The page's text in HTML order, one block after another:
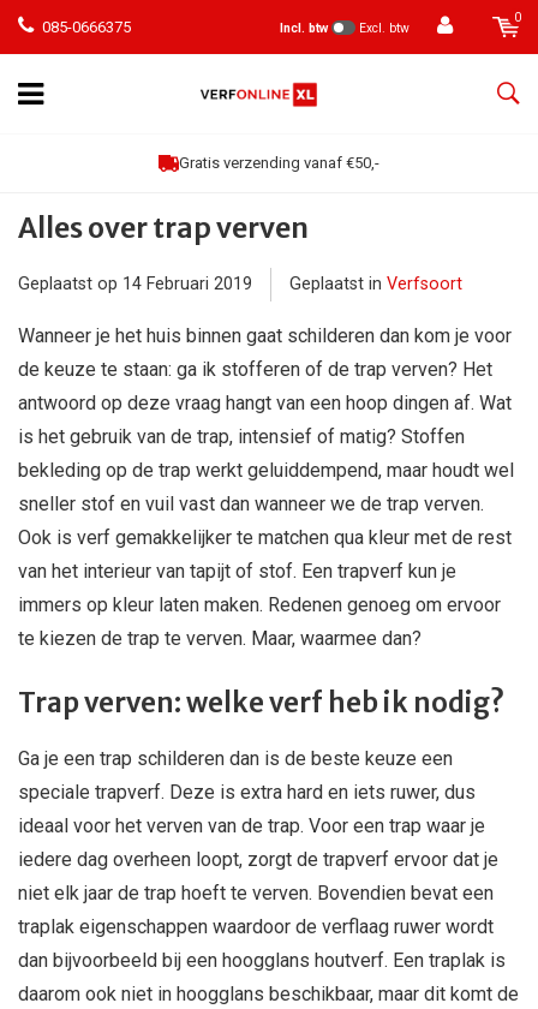
085-0666375 Incl. btw Excl. btw
0
Gratis verzending vanaf €50,-
Alles over trap verven
Geplaatst op 14 Februari 2019 Geplaatst in Verfsoort
Wanneer je het huis binnen gaat schilderen dan kom je voor
de keuze te staan: ga ik stofferen of de trap verven? Het
antwoord op deze vraag hangt van een hoop dingen af. Wat
is het gebruik van de trap, intensief of matig? Stoffen
bekleding op de trap werkt geluiddempend, maar houdt wel
sneller stof en vuil vast dan wanneer we de trap verven.
Ook is verf gemakkelijker te matchen qua kleur met de rest
van het interieur van tapijt of stof. Een trapverf kun je
immers op kleur laten maken. Redenen genoeg om ervoor
te kiezen de trap te verven. Maar, waarmee dan?
Trap verven: welke verf heb ik nodig?
Ga je een trap schilderen dan is de beste keuze een
speciale trapverf. Deze is extra hard en iets ruwer, dus
ideaal voor het verven van de trap. Voor een trap waar je
iedere dag overheen loopt, zorgt de trapverf ervoor dat je
niet elk jaar de trap hoeft te verven. Bovendien bevat een
traplak eigenschappen waardoor de verflaag ruwer wordt
dan bijvoorbeeld bij een hoogglans houtverf. Een traplak is
daarom ook niet in hoogglans beschikbaar, maar dit komt de